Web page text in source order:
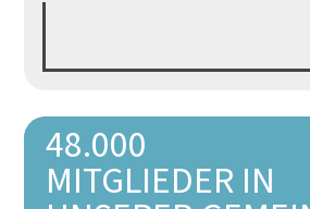
48.000
MITGLIEDER IN
Mehr